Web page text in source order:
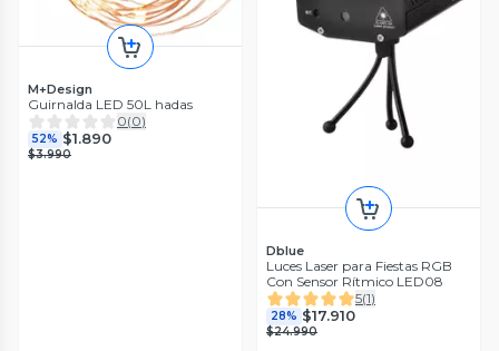
M+Design
Guirnalda LED 50L hadas
0(0)
52% $1.890
$3.990
Dblue
Luces Laser para Fiestas RGB
Con Sensor Rítmico LED08
5(1)
28% $17.910
$24.990